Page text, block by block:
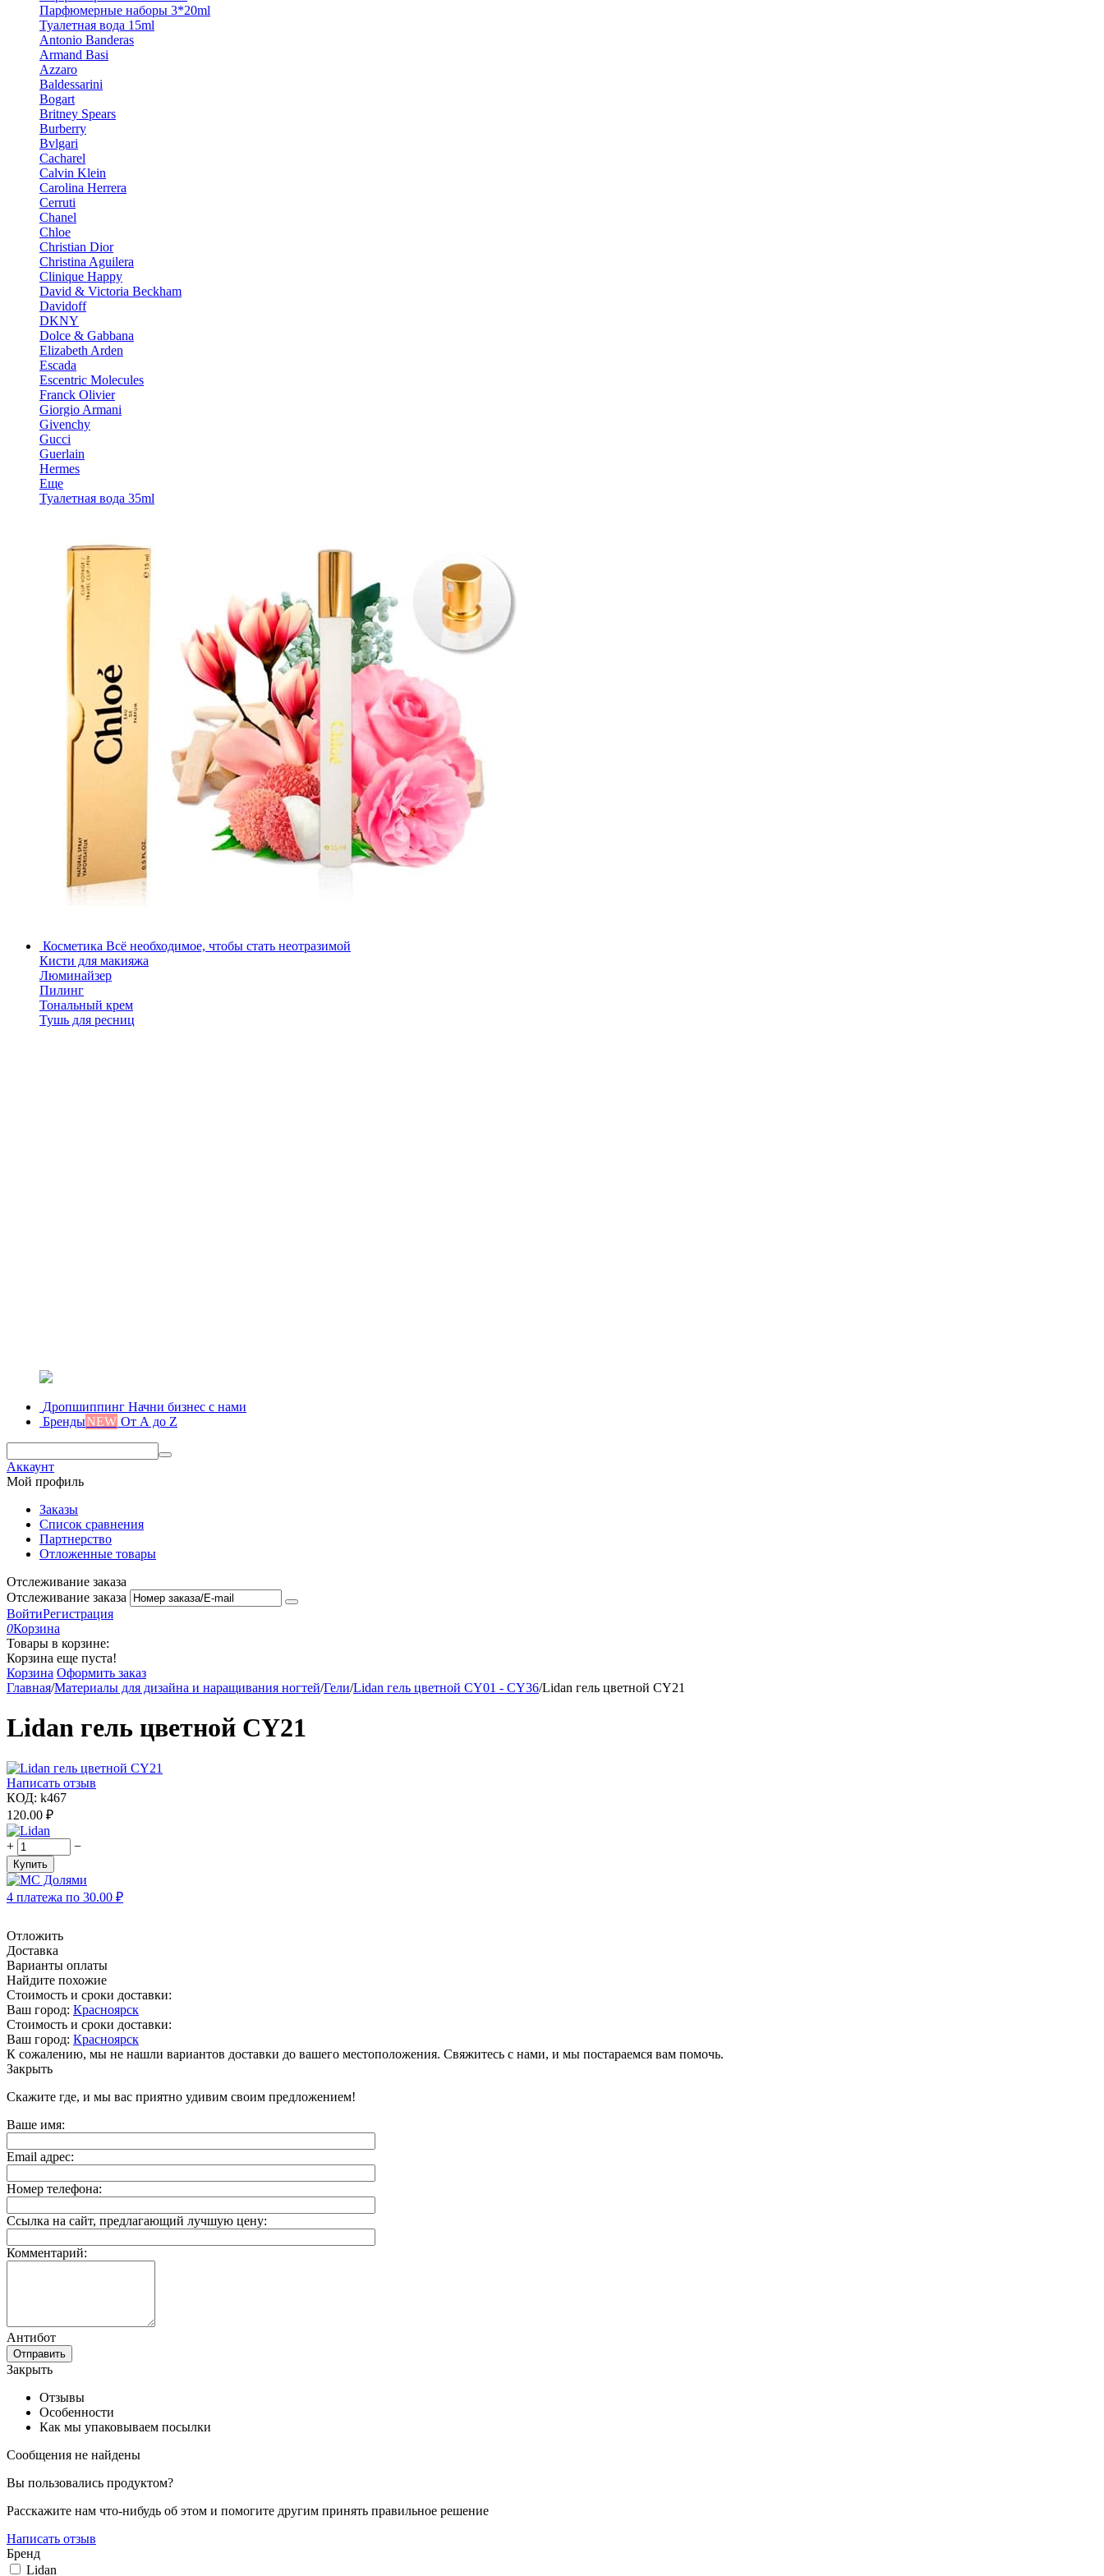
Парфюмерные наборы 3*20ml
Туалетная вода 15ml
Antonio Banderas
Armand Basi
Azzaro
Baldessarini
Bogart
Britney Spears
Burberry
Bvlgari
Cacharel
Calvin Klein
Carolina Herrera
Cerruti
Chanel
Chloe
Christian Dior
Christina Aguilera
Clinique Happy
David & Victoria Beckham
Davidoff
DKNY
Dolce & Gabbana
Elizabeth Arden
Escada
Escentric Molecules
Franck Olivier
Giorgio Armani
Givenchy
Gucci
Guerlain
Hermes
Еще
Туалетная вода 35ml
Косметика Всё необходимое, чтобы стать неотразимой
Кисти для макияжа
Люминайзер
Пилинг
Тональный крем
Тушь для ресниц
Дропшиппинг Начни бизнес с нами
БрендыNEW От А до Z
Аккаунт
Мой профиль
Заказы
Список сравнения
Партнерство
Отложенные товары
Отслеживание заказа
Отслеживание заказа
ВойтиРегистрация
0Корзина
Товары в корзине:
Корзина еще пуста!
Корзина Оформить заказ
Главная/Материалы для дизайна и наращивания ногтей/Гели/Lidan гель цветной CY01 - CY36/Lidan гель цветной CY21
Lidan гель цветной CY21
Написать отзыв
КОД: k467
120.00 ₽
+ −
Купить
4 платежа по 30.00 ₽
Отложить
Доставка
Варианты оплаты
Найдите похожие
Стоимость и сроки доставки:
Ваш город: Красноярск
Стоимость и сроки доставки:
Ваш город: Красноярск
К сожалению, мы не нашли вариантов доставки до вашего местоположения. Свяжитесь с нами, и мы постараемся вам помочь.
Закрыть
Скажите где, и мы вас приятно удивим своим предложением!
Ваше имя:
Email адрес:
Номер телефона:
Ссылка на сайт, предлагающий лучшую цену:
Комментарий:
Антибот
Отправить
Закрыть
Отзывы
Особенности
Как мы упаковываем посылки
Сообщения не найдены
Вы пользовались продуктом?
Расскажите нам что-нибудь об этом и помогите другим принять правильное решение
Написать отзыв
Бренд
Lidan